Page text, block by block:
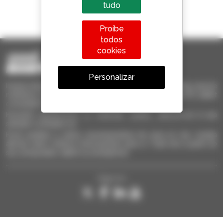
1 em cada 4 telescópicos
vendido no mundo é um manitou
Encontre rapidamente os materiais usados, adicione-os à sua
tudo
Proíbe
todos
cookies
Personalizar